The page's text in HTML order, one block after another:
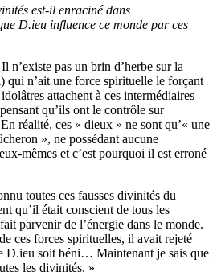
est-il enraciné dans
D.ieu influence ce monde par ces
n’existe pas un brin d’herbe sur la
qui n’ait une force spirituelle le forçant
attachent à ces intermédiaires
qu’ils ont le contrôle sur
réalité, ces « dieux » ne sont qu’« une
», ne possédant aucune
mêmes et c’est pourquoi il est erroné
toutes ces fausses divinités du
qu’il était conscient de tous les
parvenir de l’énergie dans le monde.
ces forces spirituelles, il avait rejeté
D.ieu soit béni… Maintenant je sais que
les divinités. »